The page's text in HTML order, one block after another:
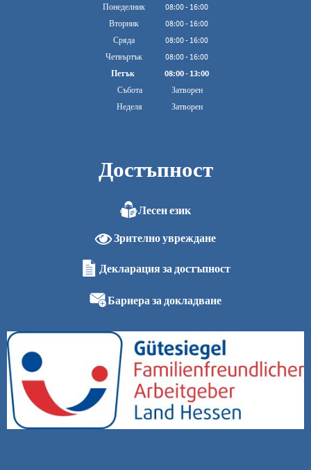
Понеделник 08:00- 16:00
От 08:00 до 16:00
Вторник 08:00- 16:00
От 08:00 до 16:00
Сряда 08:00- 16:00
От 08:00 до 16:00
Четвъртък 08:00- 16:00
От 08:00 до 16:00
Петък 08:00- 13:00
Събота
Затворен
Неделя
Затворен
Достъпност
Лесен език
Зрително увреждане
Декларация за достъпност
Бариера за докладване